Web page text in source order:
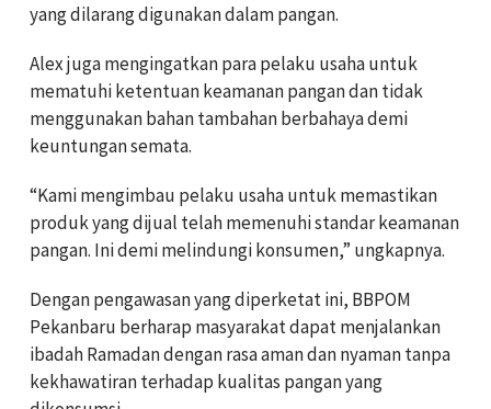
yang dilarang digunakan dalam pangan.
Alex juga mengingatkan para pelaku usaha untuk
mematuhi ketentuan keamanan pangan dan tidak
menggunakan bahan tambahan berbahaya demi
keuntungan semata.
“Kami mengimbau pelaku usaha untuk memastikan
produk yang dijual telah memenuhi standar keamanan
pangan. Ini demi melindungi konsumen,” ungkapnya.
Dengan pengawasan yang diperketat ini, BBPOM
Pekanbaru berharap masyarakat dapat menjalankan
ibadah Ramadan dengan rasa aman dan nyaman tanpa
kekhawatiran terhadap kualitas pangan yang